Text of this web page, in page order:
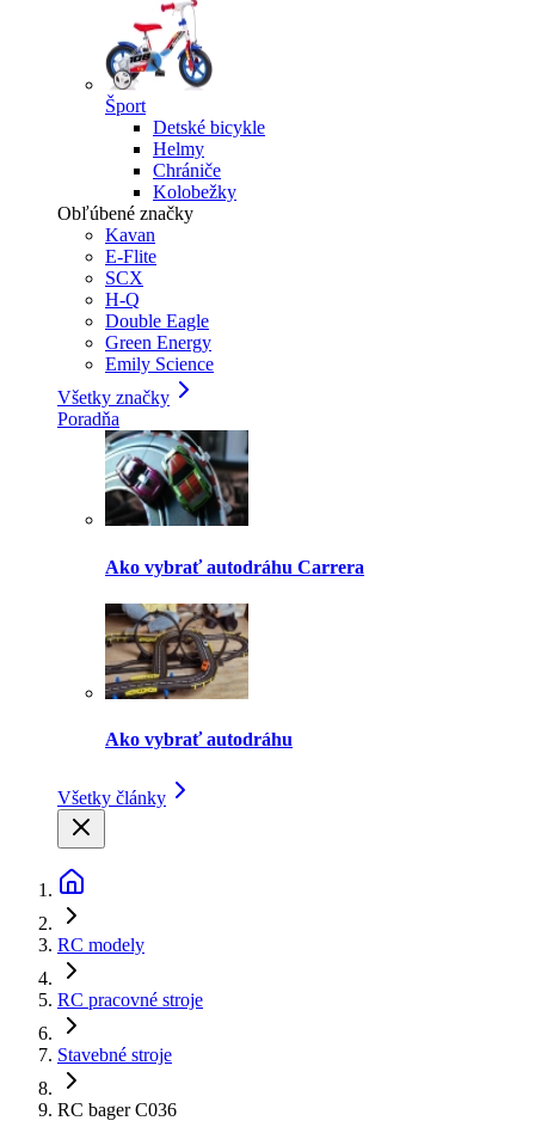
Šport
Detské bicykle
Helmy
Chrániče
Kolobežky
Obľúbené značky
Kavan
E-Flite
SCX
H-Q
Double Eagle
Green Energy
Emily Science
Všetky značky
Poradňa
Ako vybrať autodráhu Carrera
Ako vybrať autodráhu
Všetky články
RC modely
RC pracovné stroje
Stavebné stroje
RC bager C036